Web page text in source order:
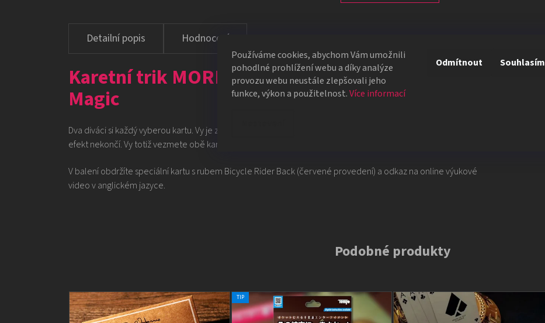
Používáme cookies, abychom Vám umožnili
pohodlné prohlížení webu a díky analýze
provozu webu neustále zlepšovali jeho
funkce, výkon a použitelnost.Více informací
Odmítnout Souhlasím
Hodnocení
Karetní trik MORPHED od Daryla a Murphy's
Magic
Dva diváci si každý vyberou kartu. Vy je zamícháte do balíčku a následně opět najdete. Tím ovšem tento
efekt nekončí. Vy totiž vezmete obě karty a spojíte je v jednu!
V balení obdržíte speciální kartu s rubem Bicycle Rider Back (červené provedení) a odkaz na online výukové
video v anglickém jazyce.
Podobné produkty
TIP